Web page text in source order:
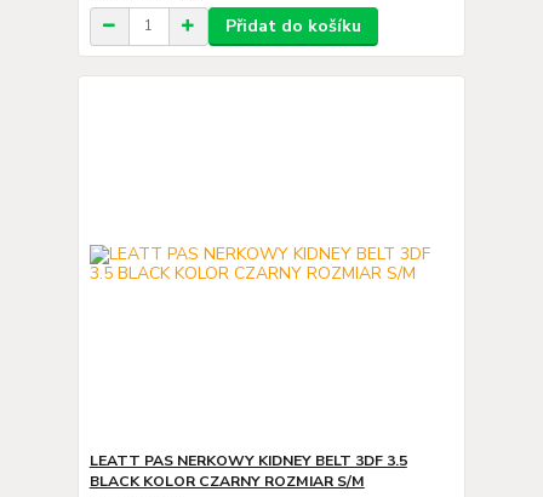
Přidat do košíku
LEATT PAS NERKOWY KIDNEY BELT 3DF 3.5
BLACK KOLOR CZARNY ROZMIAR S/M